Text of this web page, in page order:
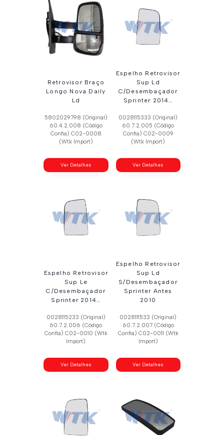
Retrovisor Braço
Longo Nova Daily
Ld
5802029798 (Original)
60.4.2.008 (Código
Confia) C02-0008
(Wtk Import)
Ver Detalhes
Espelho Retrovisor
Sup Ld
C/Desembaçador
Sprinter 2014…
0028115333 (Original)
60.7.2.005 (Código
Confia) C02-0009
(Wtk Import)
Ver Detalhes
Espelho Retrovisor
Sup Le
C/Desembaçador
Sprinter 2014…
0028115233 (Original)
60.7.2.006 (Código
Confia) C02-0010 (Wtk
Import)
Ver Detalhes
Espelho Retrovisor
Sup Ld
S/Desembaçador
Sprinter Antes
2010
0028111533 (Original)
60.7.2.007 (Código
Confia) C02-0011 (Wtk
Import)
Ver Detalhes